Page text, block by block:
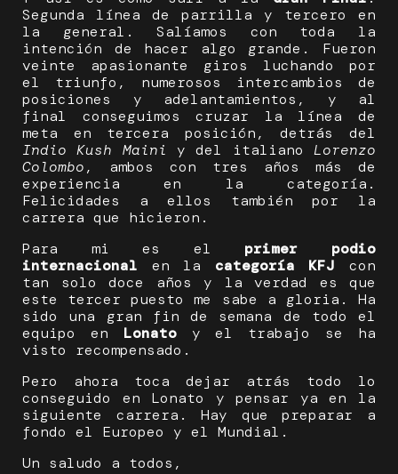
Segunda línea de parrilla y tercero en
la general. Salíamos con toda la
intención de hacer algo grande. Fueron
veinte apasionante giros luchando por
el triunfo, numerosos intercambios de
posiciones y adelantamientos, y al
final conseguimos cruzar la línea de
meta en tercera posición, detrás del
Indio Kush Maini y del italianoLorenzo
Colombo, ambos con tres años más de
experiencia en la categoría.
Felicidades a ellos también por la
carrera que hicieron.
Para mi es el primer podio
internacional en la categoría KFJ con
tan solo doce años y la verdad es que
este tercer puesto me sabe a gloria. Ha
sido una gran fin de semana de todo el
equipo en Lonatoy el trabajo se ha
visto recompensado.
Pero ahora toca dejar atrás todo lo
conseguido en Lonato y pensar ya en la
siguiente carrera. Hay que preparar a
fondo el Europeo y el Mundial.
Un saludo a todos,